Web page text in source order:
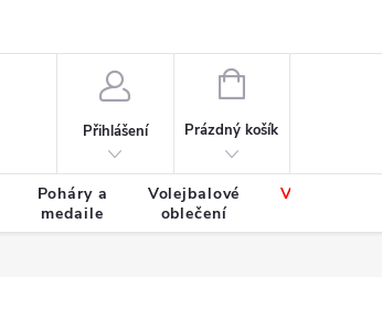
Přihlášení
NÁKUPNÍ
Prázdný košík
Poháry a
medaile
Volejbalové
oblečení
Výprodej